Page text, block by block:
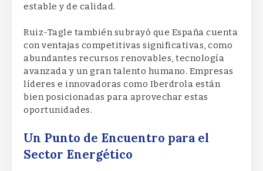
estable y de calidad.
Ruiz-Tagle también subrayó que España cuenta
con ventajas competitivas significativas, como
abundantes recursos renovables, tecnología
avanzada y un gran talento humano. Empresas
líderes e innovadoras como Iberdrola están
bien posicionadas para aprovechar estas
oportunidades.
Un Punto de Encuentro para el
Sector Energético